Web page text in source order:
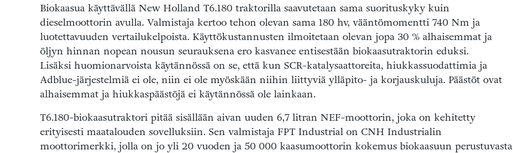
Biokaasua käyttävällä New Holland T6.180 traktorilla saavutetaan sama suorituskyky kuin
dieselmoottorin avulla. Valmistaja kertoo tehon olevan sama 180 hv, vääntömomentti 740 Nm ja
luotettavuuden vertailukelpoista. Käyttökustannusten ilmoitetaan olevan jopa 30 % alhaisemmat ja
öljyn hinnan nopean nousun seurauksena ero kasvanee entisestään biokaasutraktorin eduksi.
Lisäksi huomionarvoista käytännössä on se, että kun SCR-katalysaattoreita, hiukkassuodattimia ja
Adblue-järjestelmiä ei ole, niin ei ole myöskään niihin liittyviä ylläpito- ja korjauskuluja. Päästöt ovat
alhaisemmat ja hiukkaspäästöjä ei käytännössä ole lainkaan.
T6.180-biokaasutraktori pitää sisällään aivan uuden 6,7 litran NEF-moottorin, joka on kehitetty
erityisesti maatalouden sovelluksiin. Sen valmistaja FPT Industrial on CNH Industrialin
moottorimerkki, jolla on jo yli 20 vuoden ja 50 000 kaasumoottorin kokemus biokaasuun perustuvasta